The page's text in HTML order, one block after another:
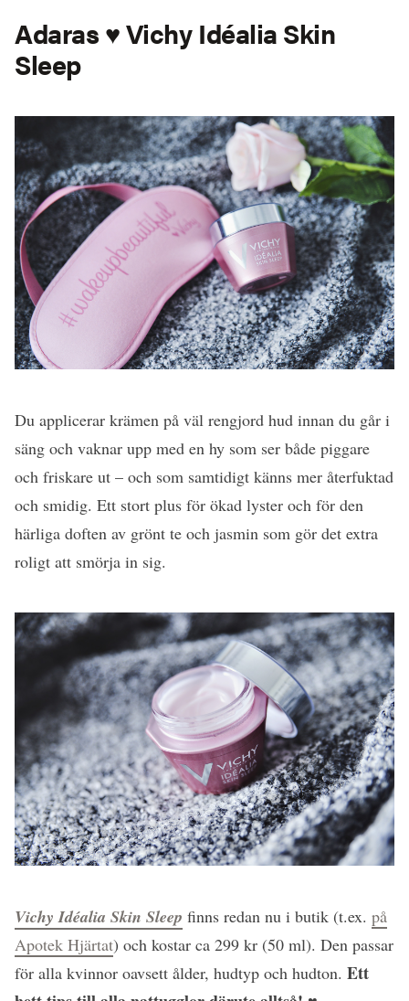
Adaras ♥ Vichy Idéalia Skin
Sleep
Du applicerar krämen på väl rengjord hud innan du går i
säng och vaknar upp med en hy som ser både piggare
och friskare ut – och som samtidigt känns mer återfuktad
och smidig. Ett stort plus för ökad lyster och för den
härliga doften av grönt te och jasmin som gör det extra
roligt att smörja in sig.
Vichy Idéalia Skin Sleep finns redan nu i butik (t.ex. på
Apotek Hjärtat) och kostar ca 299 kr (50 ml). Den passar
för alla kvinnor oavsett ålder, hudtyp och hudton. Ett